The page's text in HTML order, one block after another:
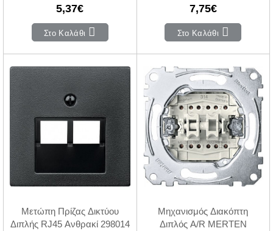
5,37€
Στο Καλάθι
7,75€
Στο Καλάθι
Μετώπη Πρίζας Δικτύου
Διπλής RJ45 Ανθρακί 298014
Μηχανισμός Διακόπτη
Διπλός A/R MERTEN